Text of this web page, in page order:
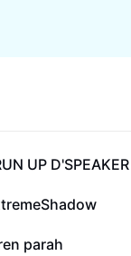
UP D'SPEAKER
parah